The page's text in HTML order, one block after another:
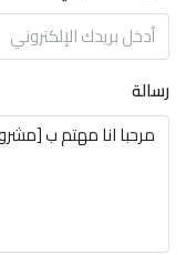
رسالة